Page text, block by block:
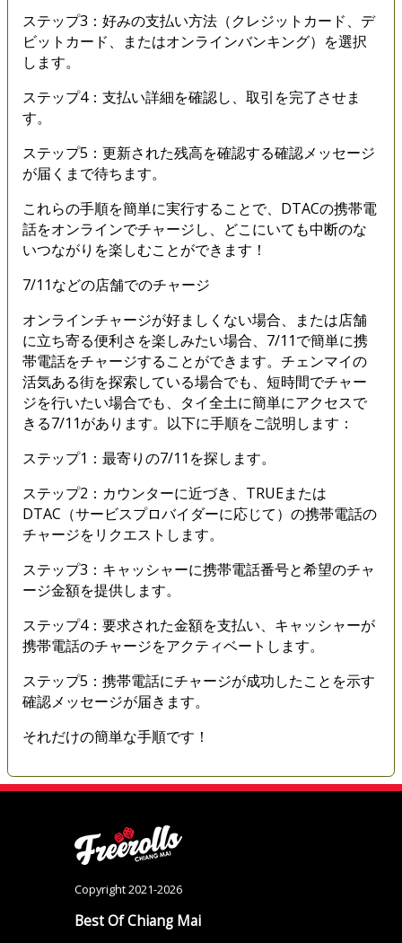
ステップ3：好みの支払い方法（クレジットカード、デ
ビットカード、またはオンラインバンキング）を選択
します。
ステップ4：支払い詳細を確認し、取引を完了させま
す。
ステップ5：更新された残高を確認する確認メッセージ
が届くまで待ちます。
これらの手順を簡単に実行することで、DTACの携帯電
話をオンラインでチャージし、どこにいても中断のな
いつながりを楽しむことができます！
7/11などの店舗でのチャージ
オンラインチャージが好ましくない場合、または店舗
に立ち寄る便利さを楽しみたい場合、7/11で簡単に携
帯電話をチャージすることができます。チェンマイの
活気ある街を探索している場合でも、短時間でチャー
ジを行いたい場合でも、タイ全土に簡単にアクセスで
きる7/11があります。以下に手順をご説明します：
ステップ1：最寄りの7/11を探します。
ステップ2：カウンターに近づき、TRUEまたは
DTAC（サービスプロバイダーに応じて）の携帯電話の
チャージをリクエストします。
ステップ3：キャッシャーに携帯電話番号と希望のチャ
ージ金額を提供します。
ステップ4：要求された金額を支払い、キャッシャーが
携帯電話のチャージをアクティベートします。
ステップ5：携帯電話にチャージが成功したことを示す
確認メッセージが届きます。
それだけの簡単な手順です！
Copyright 2021-2026
Best Of Chiang Mai